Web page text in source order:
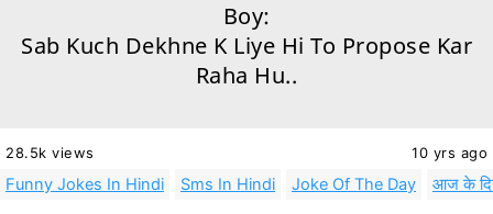
Boy:
Sab Kuch Dekhne K Liye Hi To Propose Kar
Raha Hu..
28.5k views 10 yrs ago
Funny Jokes In Hindi Sms In Hindi Joke Of The Day आज के